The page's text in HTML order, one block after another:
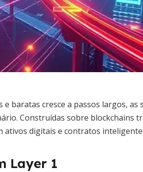
baratas cresce a passos largos, as
Construídas sobre blockchains
digitais e contratos
Layer 1